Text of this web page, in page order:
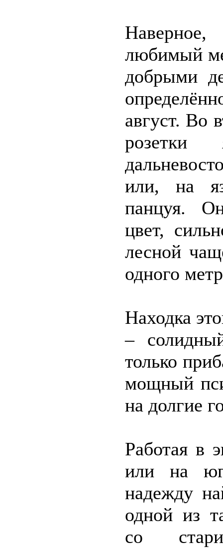
любимый
добрыми
август. Во
розетки
или, на
панцуя.
цвет,
лесной
одного
Находка
–
только
мощный
на долгие
Работая в
или на
надежду
одной из
со